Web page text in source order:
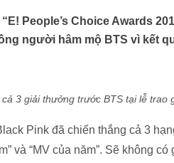
People’s Choice Awards
người hâm mộ BTS vì kết
3 giải thưởng trước BTS tại lễ trao
Pink đã chiến thắng cả 3
và “MV của năm”. Sẽ không